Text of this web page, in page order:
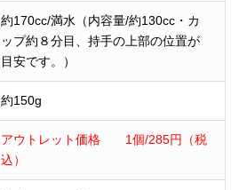
約170cc/満水（内容量/約130cc・カ
ップ約８分目、持手の上部の位置が
目安です。）
約150g
アウトレット価格 1個/285円（税
込）